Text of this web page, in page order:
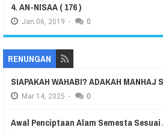
4. AN-NISAA ( 176 )
Jan 06, 2019 - 0
RENUNGAN
SIAPAKAH WAHABI? ADAKAH MANHAJ
Mar 14, 2025 - 0
Awal Penciptaan Alam Semesta